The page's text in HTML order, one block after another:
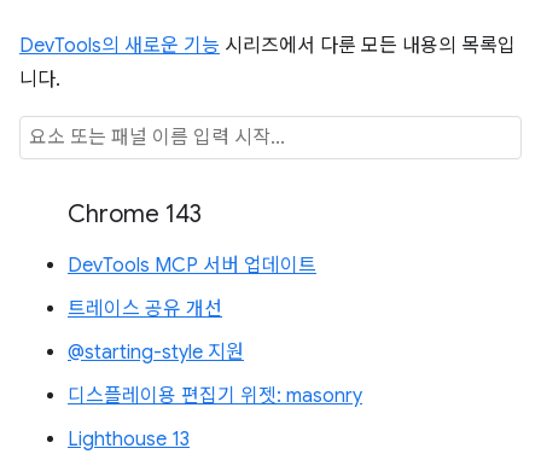
DevTools의 새로운 기능 시리즈에서 다룬 모든 내용의 목록입
니다.
Chrome 143
DevTools MCP 서버 업데이트
트레이스 공유 개선
@starting-style 지원
디스플레이용 편집기 위젯: masonry
Lighthouse 13